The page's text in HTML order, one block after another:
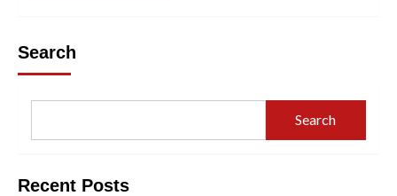
Search
Search
Recent Posts